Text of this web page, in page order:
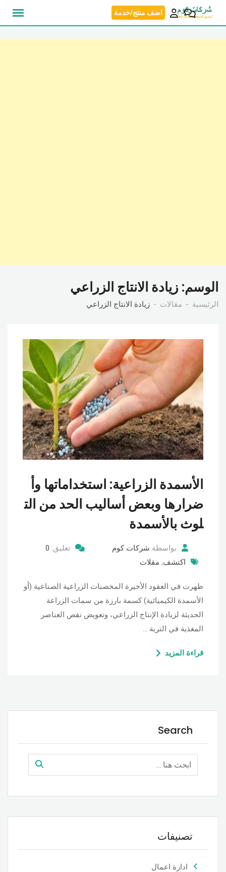
انتقل
اضف منتج/خدمة
الوسم: زيادة الانتاج الزراعي
الرئيسية مقالات زيادة الانتاج الزراعي
الأسمدة الزراعية: استخداماتها وأ
ضرارها وبعض أساليب الحد من الت
لوث بالأسمدة
بواسطة شركات كوم تعليق: 0
اكتشف, مقلات
ظهرت في العقود الأخيرة المخصبات الزراعية الصناعية (أو
الأسمدة الكيميائية) كسمة بارزة من سمات الزراعة
الحديثة لزيادة الإنتاج الزراعي، وتعويض نقص العناصر
المغذية في التربة …
قراءة المزيد
Search
تصنيفات
ادارة اعمال